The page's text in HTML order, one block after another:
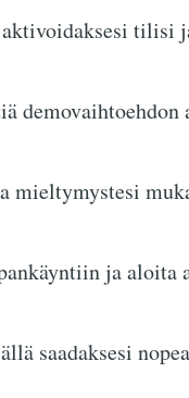
tilisi
demovaihtoehdon
mieltymystesi
ja aloita
saadaksesi